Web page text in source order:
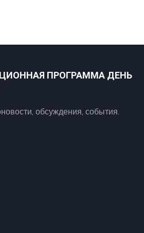
ПРОГРАММА ДЕНЬ
обсуждения, события.